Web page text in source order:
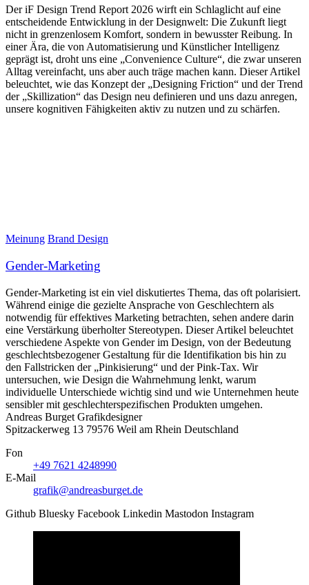
Der iF Design Trend Report 2026 wirft ein Schlaglicht auf eine
entscheidende Entwicklung in der Designwelt: Die Zukunft liegt
nicht in grenzenlosem Komfort, sondern in bewusster Reibung. In
einer Ära, die von Automatisierung und Künstlicher Intelligenz
geprägt ist, droht uns eine „Convenience Culture“, die zwar unseren
Alltag vereinfacht, uns aber auch träge machen kann. Dieser Artikel
beleuchtet, wie das Konzept der „Designing Friction“ und der Trend
der „Skillization“ das Design neu definieren und uns dazu anregen,
unsere kognitiven Fähigkeiten aktiv zu nutzen und zu schärfen.
Meinung Brand Design
Gender-Marketing
Gender-Marketing ist ein viel diskutiertes Thema, das oft polarisiert.
Während einige die gezielte Ansprache von Geschlechtern als
notwendig für effektives Marketing betrachten, sehen andere darin
eine Verstärkung überholter Stereotypen. Dieser Artikel beleuchtet
verschiedene Aspekte von Gender im Design, von der Bedeutung
geschlechtsbezogener Gestaltung für die Identifikation bis hin zu
den Fallstricken der „Pinkisierung“ und der Pink-Tax. Wir
untersuchen, wie Design die Wahrnehmung lenkt, warum
individuelle Unterschiede wichtig sind und wie Unternehmen heute
sensibler mit geschlechterspezifischen Produkten umgehen.
Andreas Burget Grafikdesigner
Spitzackerweg 13 79576 Weil am Rhein Deutschland
Fon
+49 7621 4248990
E-Mail
grafik@andreasburget.de
Github Bluesky Facebook Linkedin Mastodon Instagram